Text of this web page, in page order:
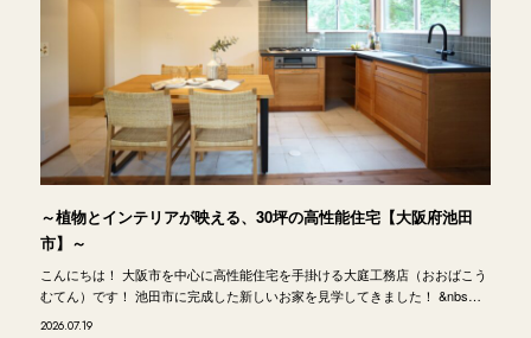
～植物とインテリアが映える、30坪の高性能住宅【大阪府池田
市】～
こんにちは！ 大阪市を中心に高性能住宅を手掛ける大庭工務店（おおばこう
むてん）です！ 池田市に完成した新しいお家を見学してきました！ &nbs…
2026.07.19